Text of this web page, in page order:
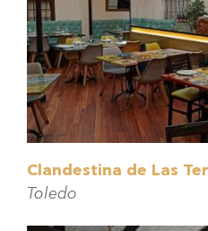
Clandestina de Las
Toledo